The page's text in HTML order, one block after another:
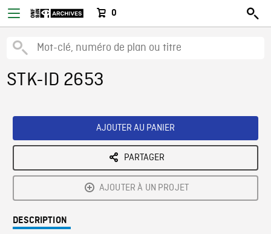
0
STK-ID 2653
AJOUTER AU PANIER
PARTAGER
AJOUTER À UN PROJET
DESCRIPTION